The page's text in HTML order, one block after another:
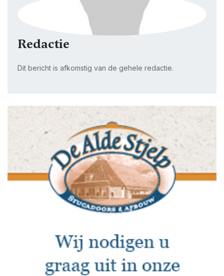
Redactie
Dit bericht is afkomstig van de gehele redactie.